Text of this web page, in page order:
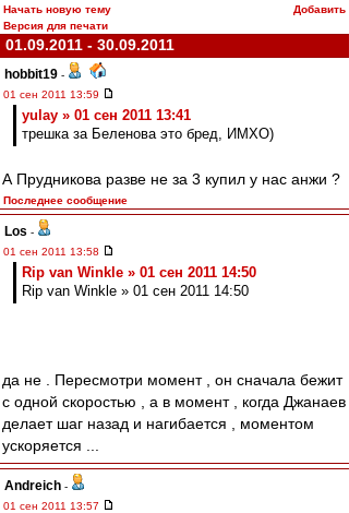
Начать новую тему
Добавить
Версия для печати
01.09.2011 - 30.09.2011
hobbit19 -
01 сен 2011 13:59
yulay » 01 сен 2011 13:41
трешка за Беленова это бред, ИМХО)
А Прудникова разве не за 3 купил у нас анжи ?
Последнее сообщение
Los -
01 сен 2011 13:58
Rip van Winkle » 01 сен 2011 14:50
Rip van Winkle » 01 сен 2011 14:50
да не . Пересмотри момент , он сначала бежит
с одной скоростью , а в момент , когда Джанаев
делает шаг назад и нагибается , моментом
ускоряется ...
Andreich -
01 сен 2011 13:57